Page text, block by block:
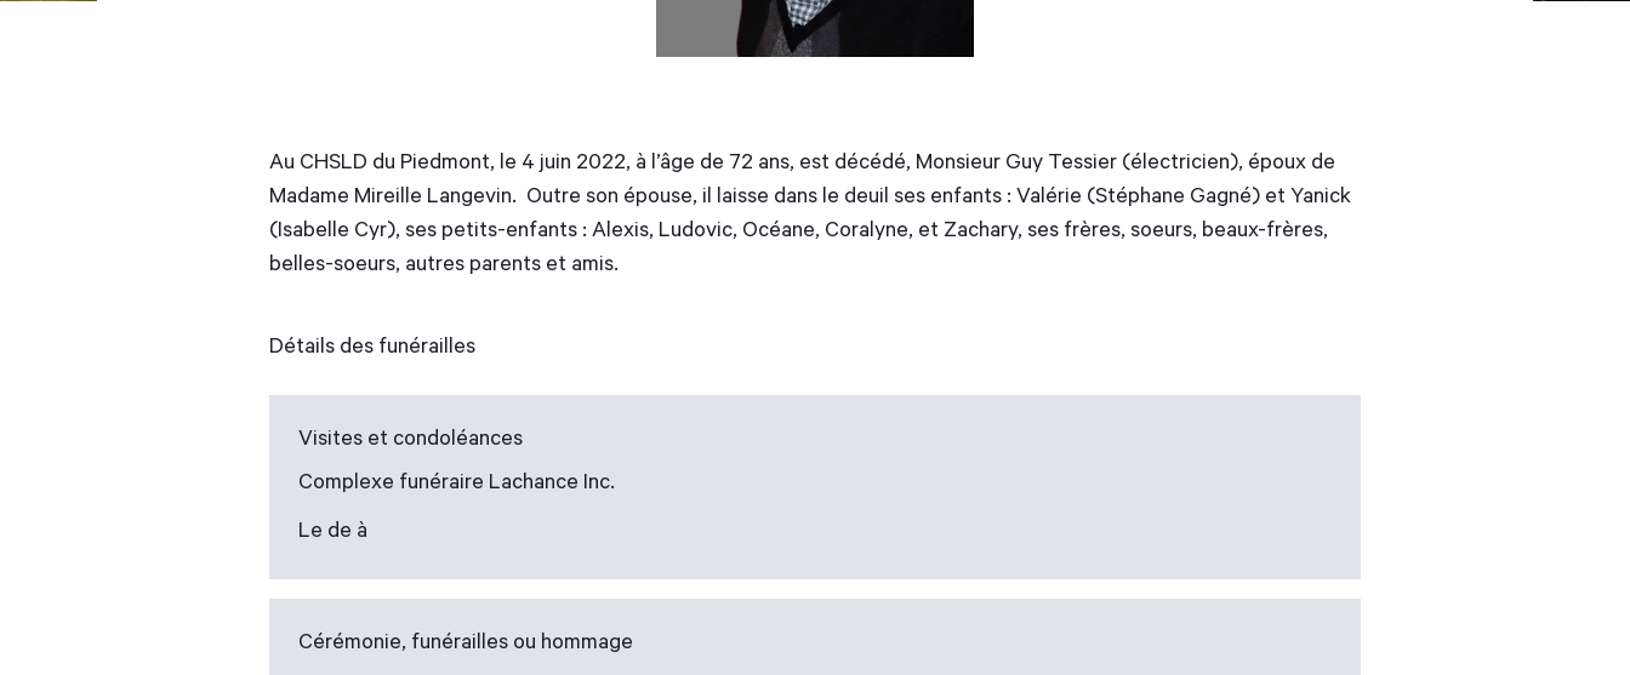
Au CHSLD du Piedmont, le 4 juin 2022, à l’âge de 72 ans, est décédé, Monsieur Guy Tessier (électricien), époux de
Madame Mireille Langevin. Outre son épouse, il laisse dans le deuil ses enfants : Valérie (Stéphane Gagné) et Yanick
(Isabelle Cyr), ses petits-enfants : Alexis, Ludovic, Océane, Coralyne, et Zachary, ses frères, soeurs, beaux-frères,
belles-soeurs, autres parents et amis.
Détails des funérailles
Visites et condoléances
Complexe funéraire Lachance Inc.
Le de à
Cérémonie, funérailles ou hommage